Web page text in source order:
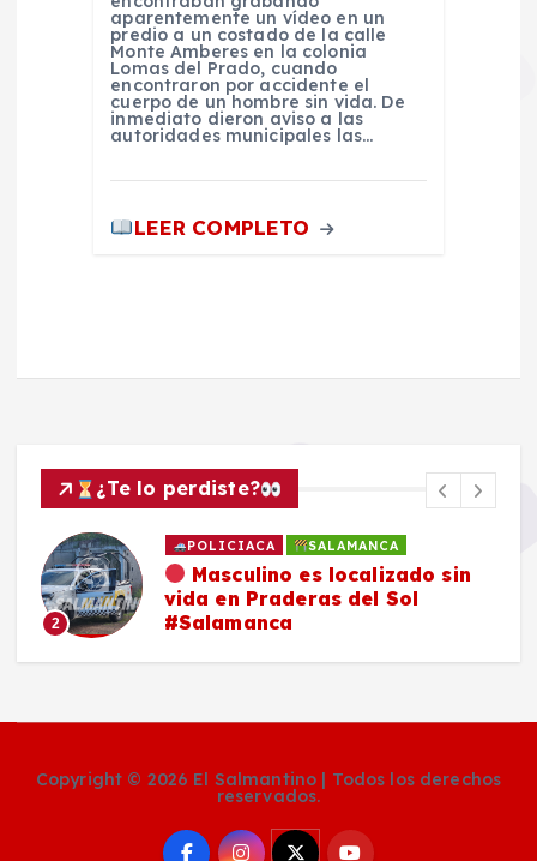
aparentemente un vídeo en un
predio a un costado de la calle
Monte Amberes en la colonia
Lomas del Prado, cuando
encontraron por accidente el
cuerpo de un hombre sin vida. De
inmediato dieron aviso a las
autoridades municipales las…
LEER COMPLETO
¿Te lo perdiste?
2
POLICIACA SALAMANCA
Masculino es localizado sin
vida en Praderas del Sol
#Salamanca
Copyright © 2026 El Salmantino | Todos los derechos
reservados.